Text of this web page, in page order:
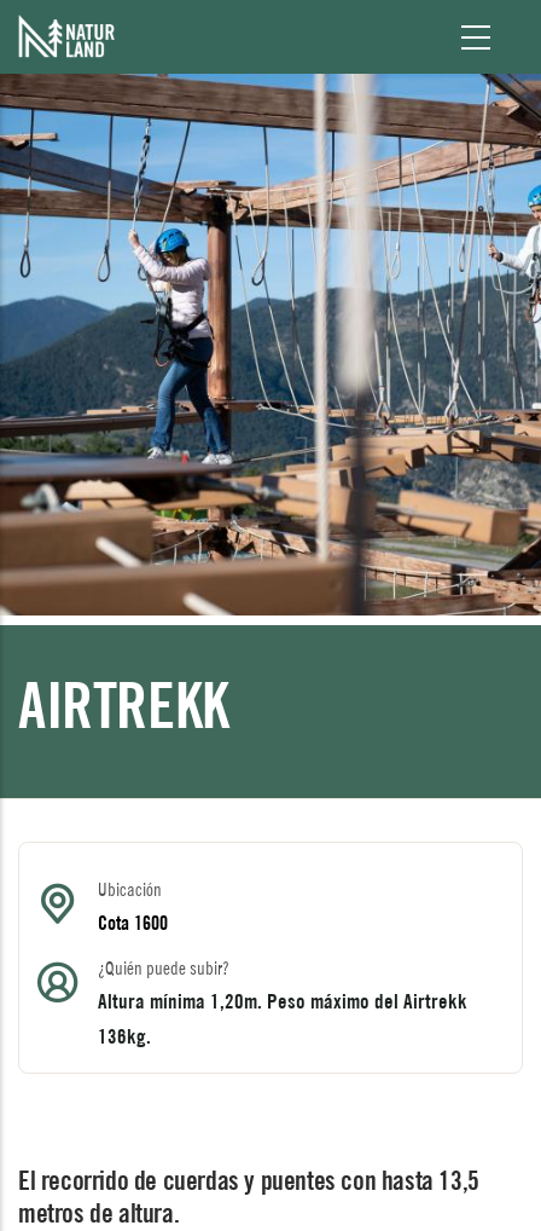
Pasar al contenido principal
AIRTREKK
Ubicación
Cota 1600
¿Quién puede subir?
Altura mínima 1,20m. Peso máximo del Airtrekk
136kg.
El recorrido de cuerdas y puentes con hasta 13,5
metros de altura.